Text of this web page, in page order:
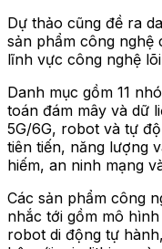
Dự thảo cũng đề ra
sản phẩm công nghệ
lĩnh vực công nghệ
Danh mục gồm 11
toán đám mây và dữ
5G/6G, robot và tự
tiên tiến, năng lượng
hiếm, an ninh mạng
Các sản phẩm công
nhắc tới gồm mô
robot di động tự